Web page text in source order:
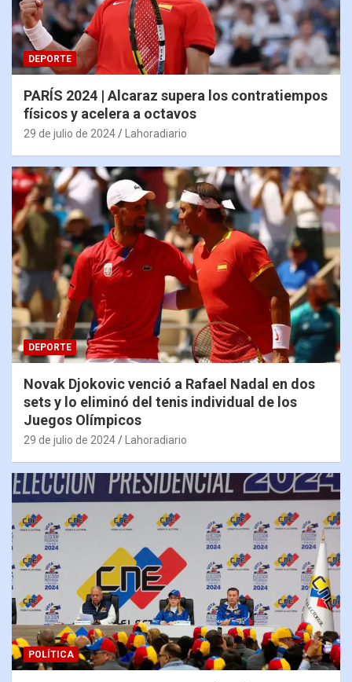
DEPORTE
PARÍS 2024 | Alcaraz supera los contratiempos
físicos y acelera a octavos
29 de julio de 2024 Lahoradiario
DEPORTE
Novak Djokovic venció a Rafael Nadal en dos
sets y lo eliminó del tenis individual de los
Juegos Olímpicos
29 de julio de 2024 Lahoradiario
POLÍTICA